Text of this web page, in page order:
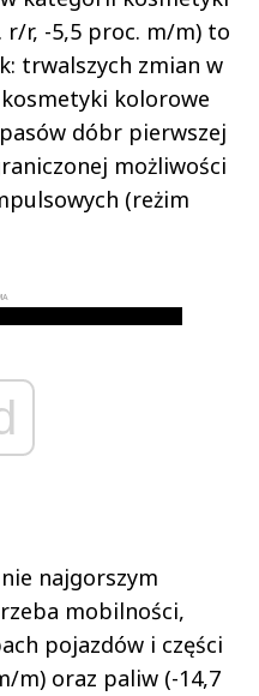
r, -5,5 proc. m/m) to
trwalszych zmian w
kolorowe
dóbr pierwszej
możliwości
(reżim
najgorszym
mobilności,
pojazdów i części
m) oraz paliw (-14,7